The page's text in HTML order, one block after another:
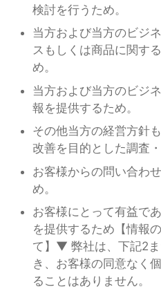
検討を行うため。
当方および当方のビジ
スもしくは商品に関す
め。
当方および当方のビジ
報を提供するため。
その他当方の経営方針
改善を目的とした調査
お客様からの問い合わ
め。
お客様にとって有益で
を提供するため【情報
て】▼ 弊社は、下記2
き、お客様の同意なく
ることはありません。